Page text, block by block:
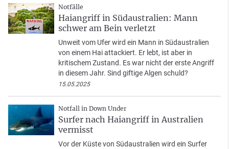
Notfälle
Haiangriff in Südaustralien: Mann
schwer am Bein verletzt
Unweit vom Ufer wird ein Mann in Südaustralien
von einem Hai attackiert. Er lebt, ist aber in
kritischem Zustand. Es war nicht der erste Angriff
in diesem Jahr. Sind giftige Algen schuld?
15.05.2025
Notfall in Down Under
Surfer nach Haiangriff in Australien
vermisst
Vor der Küste von Südaustralien wird ein Surfer